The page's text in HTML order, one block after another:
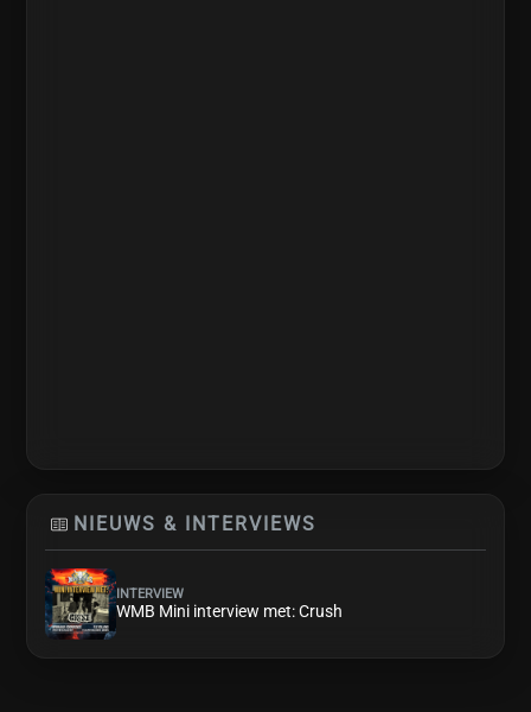
NIEUWS & INTERVIEWS
INTERVIEW
WMB Mini interview met: Crush